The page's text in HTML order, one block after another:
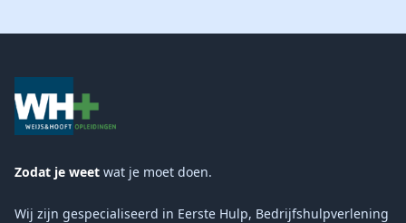
Zodat je weet wat je moet doen.
Wij zijn gespecialiseerd in Eerste Hulp, Bedrijfshulpverlening